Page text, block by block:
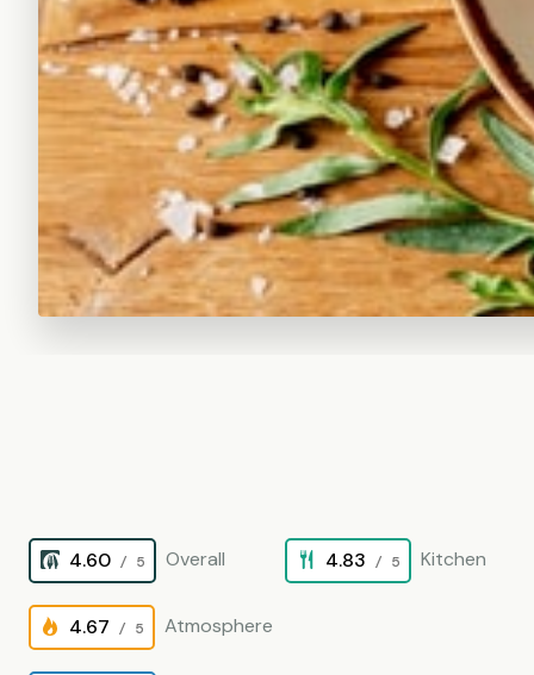
4.60 / 5 Overall 4.83 / 5 Kitchen
4.67 / 5 Atmosphere